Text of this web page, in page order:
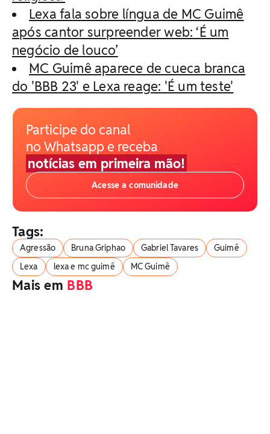
Lexa fala sobre língua de MC Guimê
após cantor surpreender web: ‘É um
negócio de louco’
MC Guimê aparece de cueca branca
do 'BBB 23' e Lexa reage: 'É um teste'
Participe do canal
no Whatsapp e receba
notícias em primeira mão!
Acesse a comunidade
Tags:
Agressão Bruna Griphao Gabriel Tavares
Guimê
Lexa
lexa e mc guimê MC Guimê
Mais em BBB